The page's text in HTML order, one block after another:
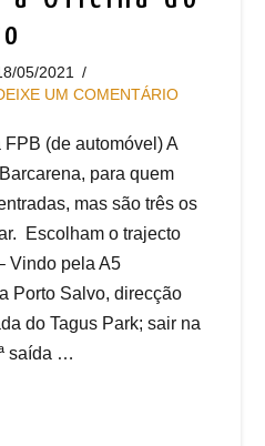
05/2021
UM COMENTÁRIO
(de automóvel) A
para quem
mas são três os
Escolham o trajecto
Vindo pela A5
Porto Salvo, direcção
do Tagus Park; sair na
saída …